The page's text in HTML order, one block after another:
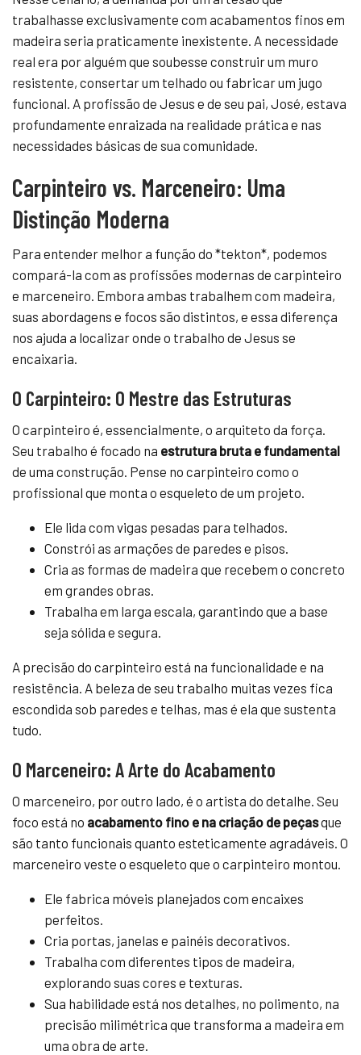
trabalhasse exclusivamente com acabamentos finos em
madeira seria praticamente inexistente. A necessidade
real era por alguém que soubesse construir um muro
resistente, consertar um telhado ou fabricar um jugo
funcional. A profissão de Jesus e de seu pai, José, estava
profundamente enraizada na realidade prática e nas
necessidades básicas de sua comunidade.
Carpinteiro vs. Marceneiro: Uma
Distinção Moderna
Para entender melhor a função do *tekton*, podemos
compará-la com as profissões modernas de carpinteiro
e marceneiro. Embora ambas trabalhem com madeira,
suas abordagens e focos são distintos, e essa diferença
nos ajuda a localizar onde o trabalho de Jesus se
encaixaria.
O Carpinteiro: O Mestre das Estruturas
O carpinteiro é, essencialmente, o arquiteto da força.
Seu trabalho é focado na estrutura bruta e fundamental
de uma construção. Pense no carpinteiro como o
profissional que monta o esqueleto de um projeto.
Ele lida com vigas pesadas para telhados.
Constrói as armações de paredes e pisos.
Cria as formas de madeira que recebem o concreto
em grandes obras.
Trabalha em larga escala, garantindo que a base
seja sólida e segura.
A precisão do carpinteiro está na funcionalidade e na
resistência. A beleza de seu trabalho muitas vezes fica
escondida sob paredes e telhas, mas é ela que sustenta
tudo.
O Marceneiro: A Arte do Acabamento
O marceneiro, por outro lado, é o artista do detalhe. Seu
foco está no acabamento fino e na criação de peçasque
são tanto funcionais quanto esteticamente agradáveis. O
marceneiro veste o esqueleto que o carpinteiro montou.
Ele fabrica móveis planejados com encaixes
perfeitos.
Cria portas, janelas e painéis decorativos.
Trabalha com diferentes tipos de madeira,
explorando suas cores e texturas.
Sua habilidade está nos detalhes, no polimento, na
precisão milimétrica que transforma a madeira em
uma obra de arte.